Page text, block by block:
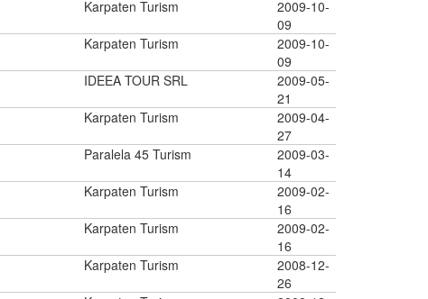
Karpaten Turism
2009-10-
09
Karpaten Turism
2009-10-
09
IDEEA TOUR SRL
2009-05-
21
Karpaten Turism
2009-04-
27
Paralela 45 Turism
2009-03-
14
Karpaten Turism
2009-02-
16
Karpaten Turism
2009-02-
16
Karpaten Turism
2008-12-
26